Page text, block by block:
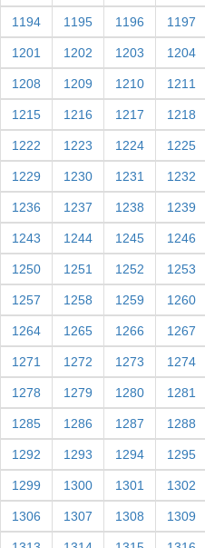
1194 1195 1196 1197
1201 1202 1203 1204
1208 1209 1210 1211
1215 1216 1217 1218
1222 1223 1224 1225
1229 1230 1231 1232
1236 1237 1238 1239
1243 1244 1245 1246
1250 1251 1252 1253
1257 1258 1259 1260
1264 1265 1266 1267
1271 1272 1273 1274
1278 1279 1280 1281
1285 1286 1287 1288
1292 1293 1294 1295
1299 1300 1301 1302
1306 1307 1308 1309